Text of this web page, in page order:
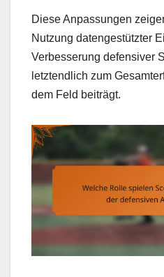
Diese Anpassungen
Nutzung datengestützter
Verbesserung defensiver
letztendlich zum
dem Feld beiträgt.